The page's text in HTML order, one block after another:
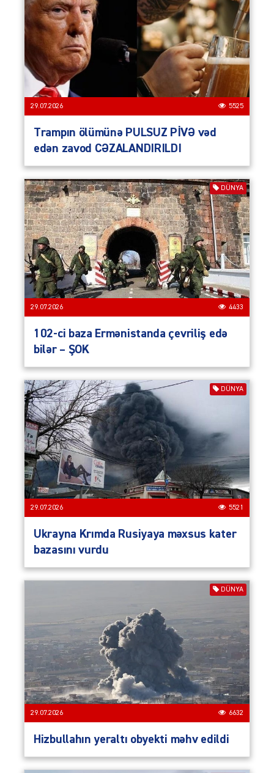
29.07.2026 5525
Trampın ölümünə PULSUZ PİVƏ vəd
edən zavod CƏZALANDIRILDI
DÜNYA
29.07.2026 4433
102-ci baza Ermənistanda çevriliş edə
bilər – ŞOK
DÜNYA
29.07.2026 5521
Ukrayna Krımda Rusiyaya məxsus kater
bazasını vurdu
DÜNYA
29.07.2026 6632
Hizbullahın yeraltı obyekti məhv edildi